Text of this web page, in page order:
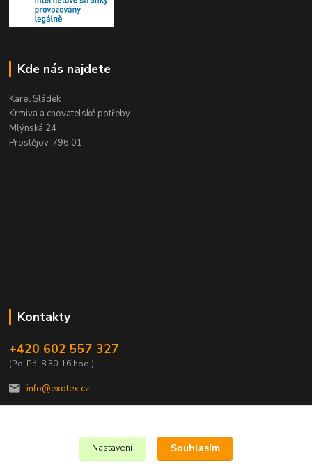
Kde nás najdete
Karel Sládek
Krmiva a chovatelské potřeby
Mlýnská 24
Prostějov, 796 01
Kontakty
+420 602 557 327
(Po-Pá, 8:30-16 hod.)
info@exotex.cz
Nastavení Souhlasím